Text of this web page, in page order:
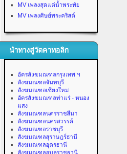
MV เพลงสุดแต่น้ำพระทัย
MV เพลงศิษย์พระคริสต์
นำทางสู่วัดคาทอลิก
อัครสังฆมณฑลกรุงเทพ ฯ
สังฆมณฑลจันทบุรี
สังฆมณฑลเชียงใหม่
อัครสังฆมณฑลท่าแร่ - หนอง
แสง
สังฆมณฑลนครราชสีมา
สังฆมณฑลนครสวรรค์
สังฆมณฑลราชบุรี
สังฆมณฑลสุราษฎร์ธานี
สังฆมณฑลอุดรธานี
สังฆมณฑลอุบลราชธานี